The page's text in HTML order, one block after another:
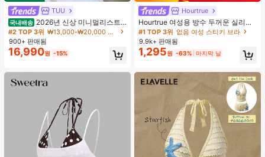
TUU
국내배송 2026년 신상 미니멀리스트
도트 캔버스 토트백, 대용량 캐주얼 다
용도 통근 숄더 핸드백
#2 TOP 3위
₩13,000-₩20,000 여성 숄더백
900+ 판매됨
16,990원 -15%
Hourtrue
Hourtrue 여성용 방수 두꺼운 실리콘
가슴 페탈, 작은 가슴 리프트업 & 푸시
인용, 웨딩 촬영 및 들러리용
#1 TOP 3위 없음 여성 스티키 브라
9.9k+ 판매됨
1,295원 -63% 마지막 날